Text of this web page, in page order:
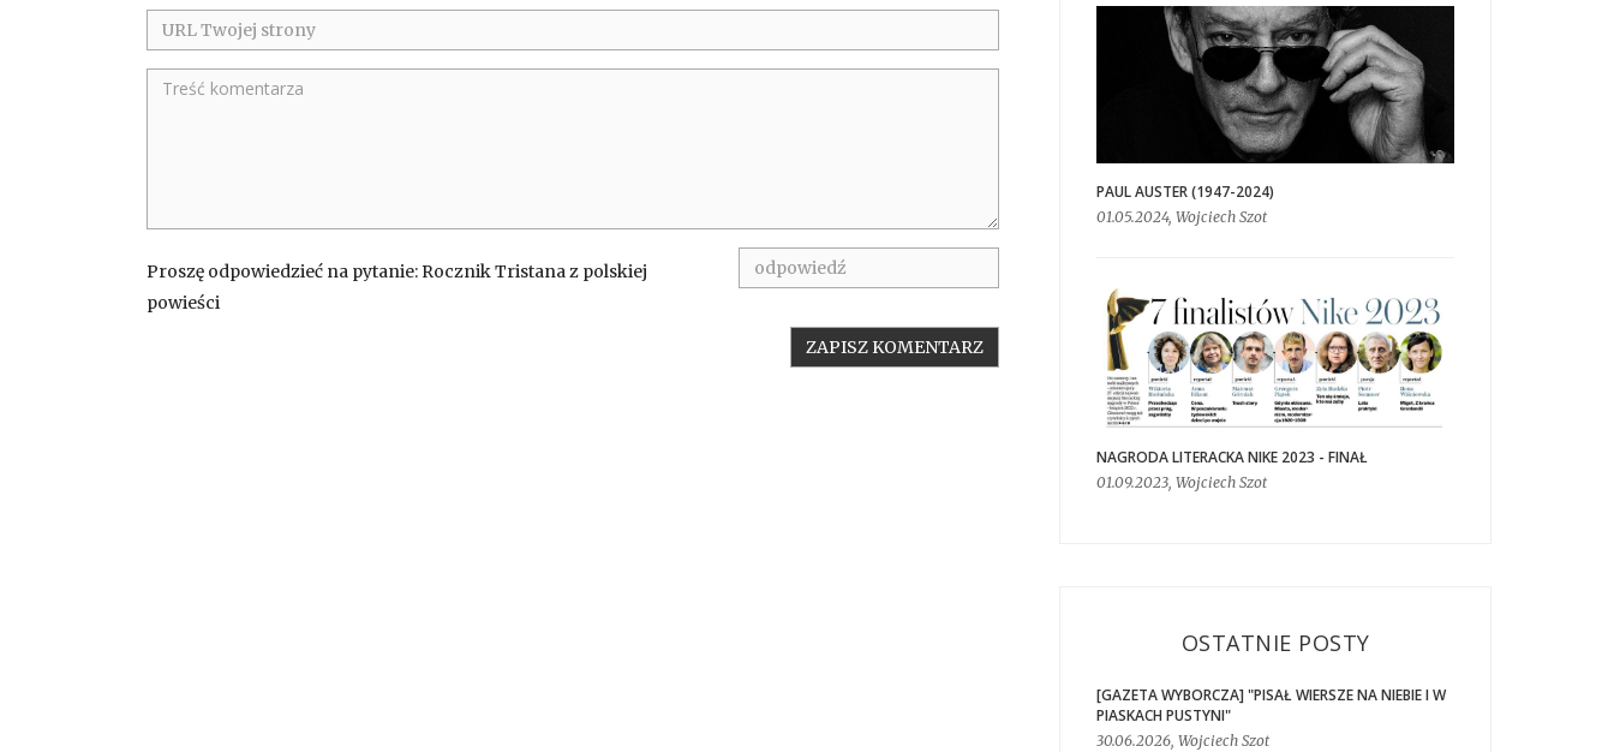
Proszę odpowiedzieć na pytanie: Rocznik Tristana z polskiej
powieści
PAUL AUSTER (1947-2024)
01.05.2024, Wojciech Szot
NAGRODA LITERACKA NIKE 2023 - FINAŁ
01.09.2023, Wojciech Szot
OSTATNIE POSTY
[GAZETA WYBORCZA] "PISAŁ WIERSZE NA NIEBIE I W
PIASKACH PUSTYNI"
30.06.2026, Wojciech Szot